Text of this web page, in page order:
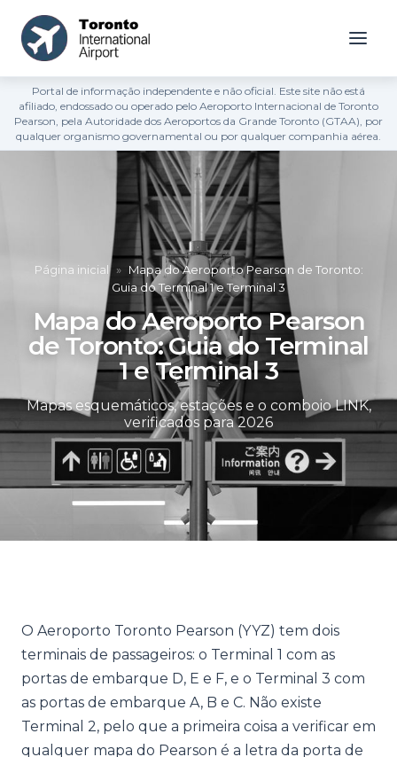
Portal de informação independente e não oficial. Este site não está
afiliado, endossado ou operado pelo Aeroporto Internacional de Toronto
Pearson, pela Autoridade dos Aeroportos da Grande Toronto (GTAA), por
qualquer organismo governamental ou por qualquer companhia aérea.
Página inicial » Mapa do Aeroporto Pearson de Toronto:
Guia do Terminal 1 e Terminal 3
Mapa do Aeroporto Pearson
de Toronto: Guia do Terminal
1 e Terminal 3
Mapas esquemáticos, estações e o comboio LINK,
verificados para 2026
O Aeroporto Toronto Pearson (YYZ) tem dois
terminais de passageiros: o Terminal 1 com as
portas de embarque D, E e F, e o Terminal 3 com
as portas de embarque A, B e C. Não existe
Terminal 2, pelo que a primeira coisa a verificar em
qualquer mapa do Pearson é a letra da porta de